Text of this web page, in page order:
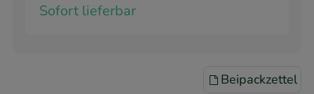
Sofort lieferbar
Beipackzettel